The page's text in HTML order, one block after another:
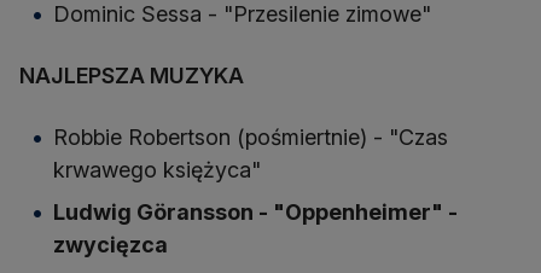
Dominic Sessa - "Przesilenie zimowe"
NAJLEPSZA MUZYKA
Robbie Robertson (pośmiertnie) - "Czas
krwawego księżyca"
Ludwig Göransson - "Oppenheimer" -
zwycięzca